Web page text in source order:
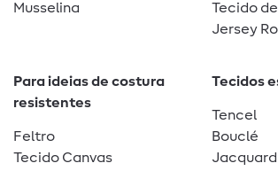
Musselina
Tecido
Jersey
Para ideias de costura
resistentes
Feltro
Tecido Canvas
Tecidos
Tencel
Bouclé
Jacquard